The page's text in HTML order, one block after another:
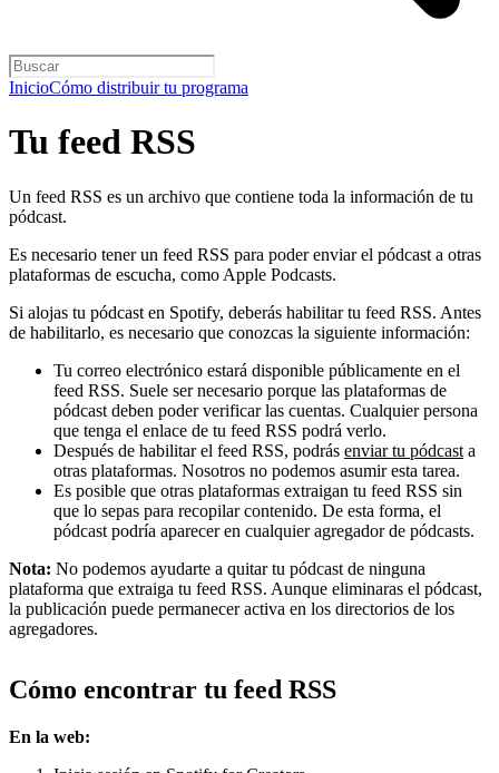
InicioCómo distribuir tu programa
Tu feed RSS
Un feed RSS es un archivo que contiene toda la información de tu
pódcast.
Es necesario tener un feed RSS para poder enviar el pódcast a otras
plataformas de escucha, como Apple Podcasts.
Si alojas tu pódcast en Spotify, deberás habilitar tu feed RSS. Antes
de habilitarlo, es necesario que conozcas la siguiente información:
Tu correo electrónico estará disponible públicamente en el
feed RSS. Suele ser necesario porque las plataformas de
pódcast deben poder verificar las cuentas. Cualquier persona
que tenga el enlace de tu feed RSS podrá verlo.
Después de habilitar el feed RSS, podrás enviar tu pódcast a
otras plataformas. Nosotros no podemos asumir esta tarea.
Es posible que otras plataformas extraigan tu feed RSS sin
que lo sepas para recopilar contenido. De esta forma, el
pódcast podría aparecer en cualquier agregador de pódcasts.
Nota: No podemos ayudarte a quitar tu pódcast de ninguna
plataforma que extraiga tu feed RSS. Aunque eliminaras el pódcast,
la publicación puede permanecer activa en los directorios de los
agregadores.
Cómo encontrar tu feed RSS
En la web: